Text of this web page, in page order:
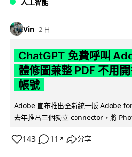
人工智能
Vin 2 日
ChatGPT 免費呼叫
體修圖兼整 PDF 不用
帳號
Adobe 宣布推出全新統一版 Adobe
去年推出三個獨立 connector，將
143 11 ↗ 分享